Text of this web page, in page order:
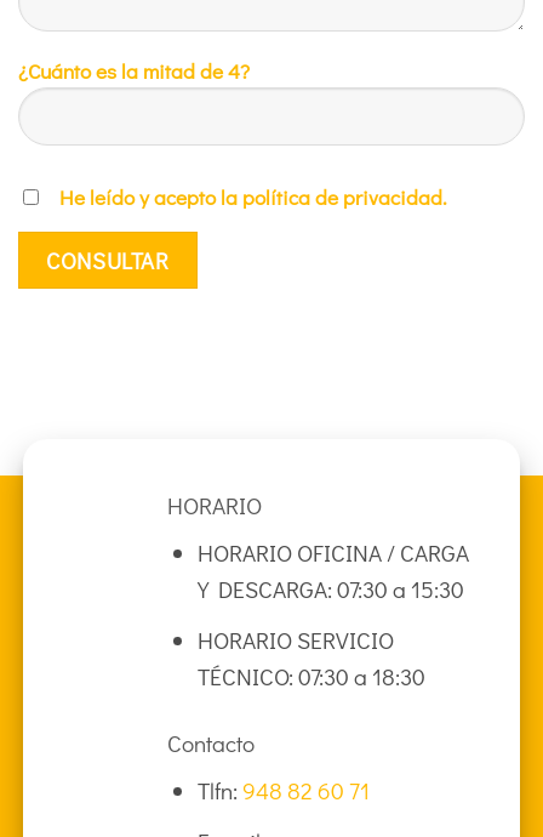
¿Cuánto es la mitad de 4?
He leído y acepto la política de privacidad.
HORARIO
HORARIO OFICINA / CARGA
Y DESCARGA: 07:30 a 15:30
HORARIO SERVICIO
TÉCNICO: 07:30 a 18:30
Contacto
Tlfn: 948 82 60 71